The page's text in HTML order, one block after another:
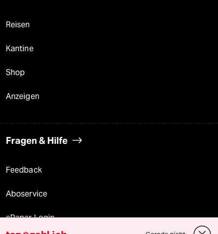
Reisen
Kantine
Shop
Anzeigen
Fragen & Hilfe
Feedback
Aboservice
ePaper Login